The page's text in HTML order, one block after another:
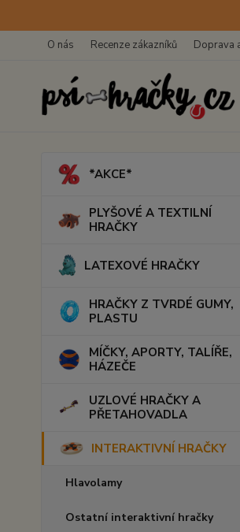
O nás Recenze zákazníků Doprava
*AKCE*
PLYŠOVÉ A TEXTILNÍ
HRAČKY
LATEXOVÉ HRAČKY
HRAČKY Z TVRDÉ GUMY,
PLASTU
MÍČKY, APORTY, TALÍŘE,
HÁZEČE
UZLOVÉ HRAČKY A
PŘETAHOVADLA
INTERAKTIVNÍ HRAČKY
Hlavolamy
Ostatní interaktivní hračky